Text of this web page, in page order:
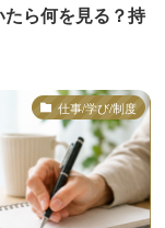
たら何を見る？持
仕事/学び/制度